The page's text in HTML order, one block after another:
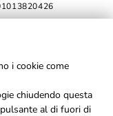
i cookie come
chiudendo questa
al di fuori di